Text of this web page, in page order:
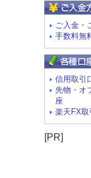
ご入金・
手数料無
信用取引
先物・オ
座
楽天FX取
[PR]